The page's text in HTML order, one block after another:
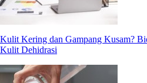
Kulit Kering dan Gampang Kusam?
Kulit Dehidrasi